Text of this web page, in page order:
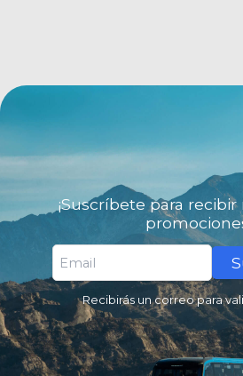
¡Suscríbete para
Recibirás un correo para